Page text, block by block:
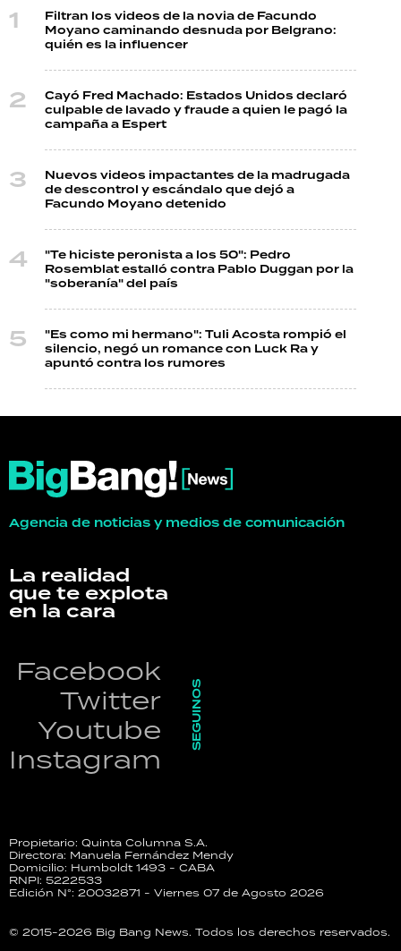
Filtran los videos de la novia de Facundo
Moyano caminando desnuda por Belgrano:
quién es la influencer
Cayó Fred Machado: Estados Unidos declaró
culpable de lavado y fraude a quien le pagó la
campaña a Espert
Nuevos videos impactantes de la madrugada
de descontrol y escándalo que dejó a
Facundo Moyano detenido
"Te hiciste peronista a los 50": Pedro
Rosemblat estalló contra Pablo Duggan por la
"soberanía" del país
"Es como mi hermano": Tuli Acosta rompió el
silencio, negó un romance con Luck Ra y
apuntó contra los rumores
Agencia de noticias y medios de comunicación
La realidad
que te explota
en la cara
Facebook
Twitter
Youtube
Instagram
SEGUINOS
Propietario: Quinta Columna S.A.
Directora: Manuela Fernández Mendy
Domicilio: Humboldt 1493 - CABA
RNPI: 5222533
Edición N°: 20032871 - Viernes 07 de Agosto 2026
© 2015-2026 Big Bang News. Todos los derechos reservados.